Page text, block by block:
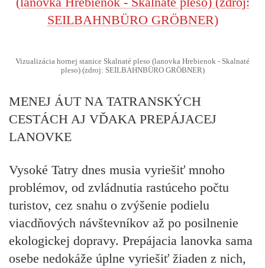
Vizualizácia hornej stanice Skalnaté pleso (lanovka Hrebienok - Skalnaté
pleso) (zdroj: SEILBAHNBÜRO GRÖBNER)
MENEJ ÁUT NA TATRANSKÝCH
CESTÁCH AJ VĎAKA PREPÁJACEJ
LANOVKE
Vysoké Tatry dnes musia vyriešiť mnoho
problémov, od zvládnutia rastúceho počtu
turistov, cez snahu o zvýšenie podielu
viacdňových návštevníkov až po posilnenie
ekologickej dopravy. Prepájacia lanovka sama
osebe nedokáže úplne vyriešiť žiaden z nich,